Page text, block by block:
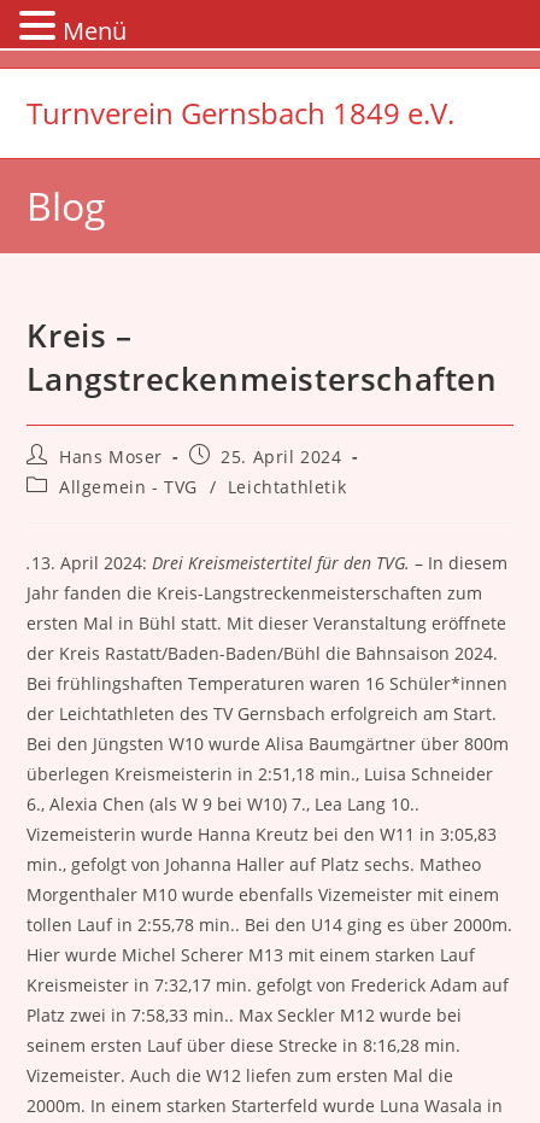
Zum
springen
Turnverein Gernsbach 1849 e.V.
Blog
Kreis –
Langstreckenmeisterschaften
Beitrags-
Autor:
Hans Moser
Beitrag
veröffentlicht:
25. April 2024
Beitrags-
Allgemein - TVG / Leichtathletik
.13. April 2024:Drei Kreismeistertitel für den TVG.– In diesem
Jahr fanden die Kreis-Langstreckenmeisterschaften zum
ersten Mal in Bühl statt. Mit dieser Veranstaltung eröffnete
der Kreis Rastatt/Baden-Baden/Bühl die Bahnsaison 2024.
Bei frühlingshaften Temperaturen waren 16 Schüler*innen
der Leichtathleten des TV Gernsbach erfolgreich am Start.
Bei den Jüngsten W10 wurde Alisa Baumgärtner über 800m
überlegen Kreismeisterin in 2:51,18 min., Luisa Schneider
6., Alexia Chen (als W 9 bei W10) 7., Lea Lang 10..
Vizemeisterin wurde Hanna Kreutz bei den W11 in 3:05,83
min., gefolgt von Johanna Haller auf Platz sechs. Matheo
Morgenthaler M10 wurde ebenfalls Vizemeister mit einem
tollen Lauf in 2:55,78 min.. Bei den U14 ging es über 2000m.
Hier wurde Michel Scherer M13 mit einem starken Lauf
Kreismeister in 7:32,17 min. gefolgt von Frederick Adam auf
Platz zwei in 7:58,33 min.. Max Seckler M12 wurde bei
seinem ersten Lauf über diese Strecke in 8:16,28 min.
Vizemeister. Auch die W12 liefen zum ersten Mal die
2000m. In einem starken Starterfeld wurde Luna Wasala in
Menü